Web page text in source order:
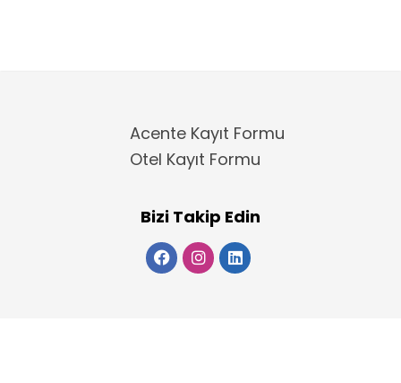
Acente Kayıt Formu
Otel Kayıt Formu
Bizi Takip Edin